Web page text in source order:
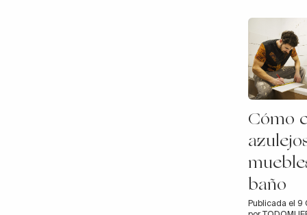
Cómo
baño
Publicada el 9